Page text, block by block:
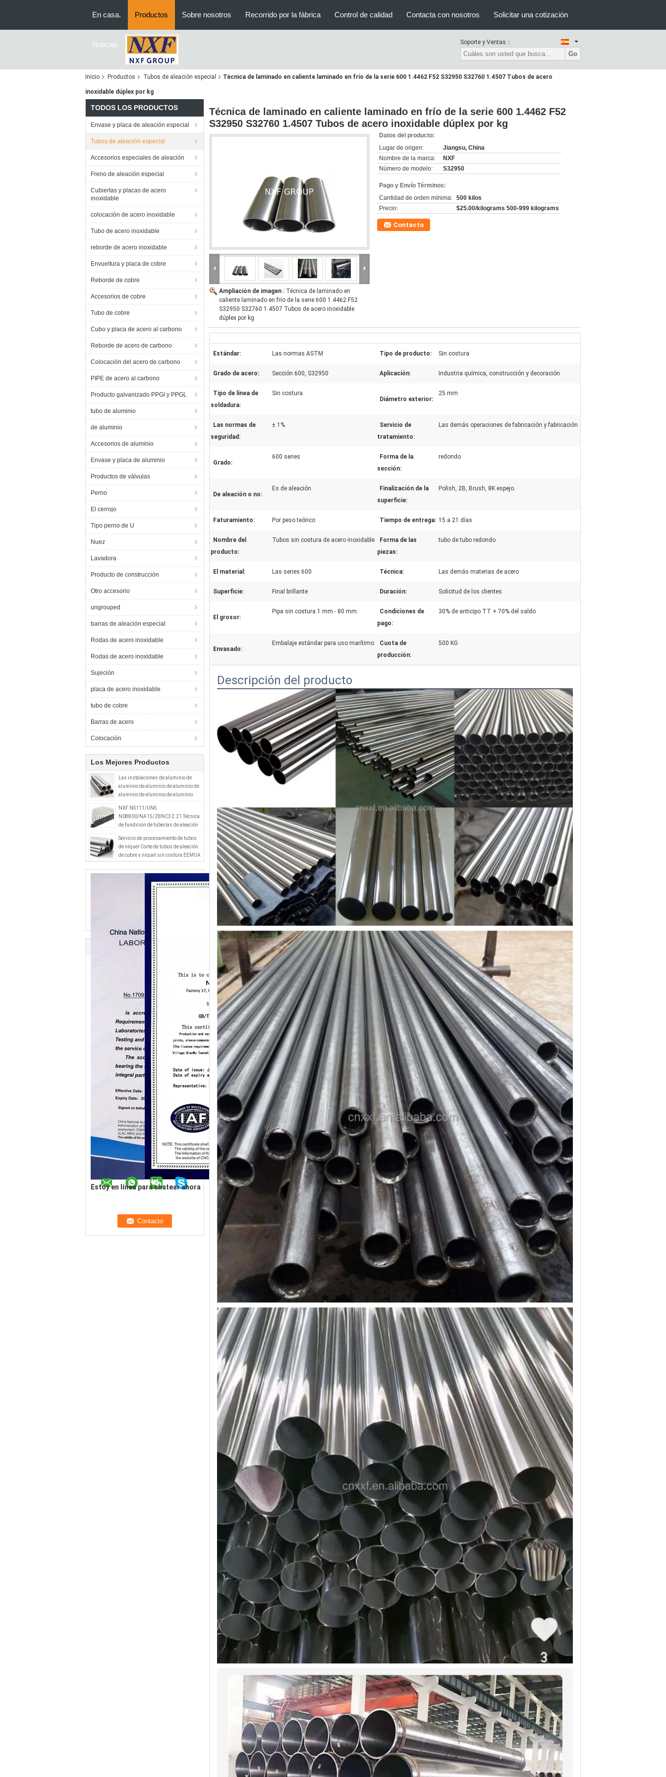
Deja un mensaje
¡Te llamaremos pronto!
PRESENTACIóN
En casa. Productos Sobre nosotros Recorrido por la fábrica Control de calidad Contacta con nosotros Solicitar una cotización
Noticias Soporte y Ventas：
Go
Inicio Productos Tubos de aleación especial Técnica de laminado en caliente laminado en frío de la serie 600 1.4462 F52 S32950 S32760 1.4507 Tubos de acero
inoxidable dúplex por kg
TODOS LOS PRODUCTOS
Envase y placa de aleación especial
Tubos de aleación especial
Accesorios especiales de aleación
Freno de aleación especial
Cubiertas y placas de acero
inoxidable
colocación de acero inoxidable
Tubo de acero inoxidable
reborde de acero inoxidable
Envueltura y placa de cobre
Reborde de cobre
Accesorios de cobre
Tubo de cobre
Cubo y placa de acero al carbono
Reborde de acero de carbono
Colocación del acero de carbono
PIPE de acero al carbono
Producto galvanizado PPGI y PPGL
tubo de aluminio
de aluminio
Accesorios de aluminio
Envase y placa de aluminio
Productos de válvulas
Perno
El cerrojo
Tipo perno de U
Nuez
Lavadora
Producto de construcción
Otro accesorio
ungrouped
barras de aleación especial
Rodas de acero inoxidable
Rodas de acero inoxidable
Sujeción
placa de acero inoxidable
tubo de cobre
Barras de acero
Colocación
Los Mejores Productos
Las instalaciones de aluminio de
aluminio de aluminio de aluminio de
aluminio de aluminio de aluminio
NXF NS111/UNS
N08800/NA15/Z8NC32.21 Técnica
de fundición de tuberías de aleación
de tuberías
Servicio de procesamiento de tubos
de níquel Corte de tubos de aleación
de cobre y níquel sin costura EEMUA
234 UNS C70600 CuNi9010 B10 PE
Estoy en línea para chatear ahora
Técnica de laminado en caliente laminado en frío de la serie 600 1.4462 F52
S32950 S32760 1.4507 Tubos de acero inoxidable dúplex por kg
Ampliación de imagen : Técnica de laminado en
caliente laminado en frío de la serie 600 1.4462 F52
S32950 S32760 1.4507 Tubos de acero inoxidable
dúplex por kg
Datos del producto:
Lugar de origen:
Jiangsu, China
Nombre de la marca:
NXF
Número de modelo:
S32950
Pago y Envío Términos:
Cantidad de orden mínima: 500 kilos
Precio:
$25.00/kilograms 500-999 kilograms
Contacto
Estándar: Las normas ASTM Tipo de producto: Sin costura
Grado de acero: Sección 600, S32950 Aplicación: Industria química, construcción y decoración
Tipo de línea de
soldadura:
Sin costura
Diámetro exterior:
25 mm
Las normas de
seguridad:
± 1%
Servicio de
tratamiento:
Las demás operaciones de fabricación y fabricación
Grado:
600 series
Forma de la
sección:
redondo
De aleación o no:
Es de aleación
Finalización de la
superficie:
Polish, 2B, Brush, 8K espejo.
Faturamiento: Por peso teórico Tiempo de entrega: 15 a 21 días
Nombre del
producto:
Tubos sin costura de acero inoxidable
Forma de las
piezas:
tubo de tubo redondo
El material: Las series 600 Técnica: Las demás materias de acero
Superficie: Final brillante Duración: Solicitud de los clientes
El grosor:
Pipa sin costura 1 mm - 80 mm
Condiciones de
pago:
30% de anticipo TT + 70% del saldo
Envasado:
Embalaje estándar para uso marítimo
Cuota de
producción:
500 KG
Descripción del producto